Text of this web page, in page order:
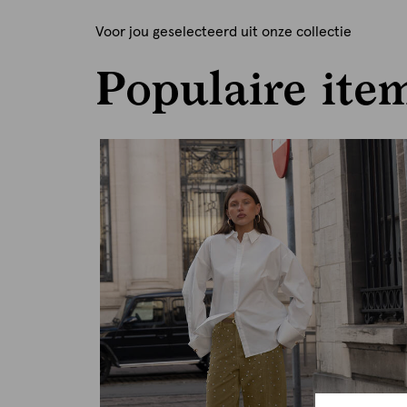
Voor jou geselecteerd uit onze collectie
Populaire